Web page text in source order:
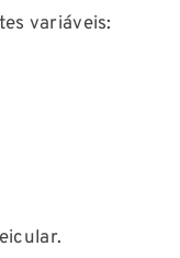
variáveis: